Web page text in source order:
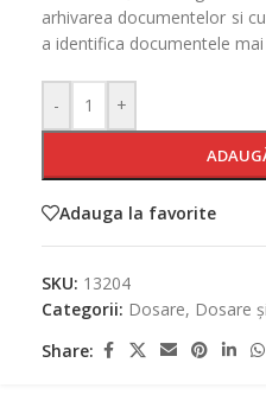
arhivarea documentelor si
a identifica documentele mai
- +
Adauga la favorite
SKU: 13204
Categorii: Dosare, Dosare
Share: